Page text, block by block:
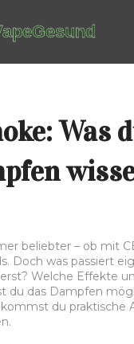
Was
beliebter – ob mit
Doch was passiert
Welche Effekte
du das Dampfen
du praktische